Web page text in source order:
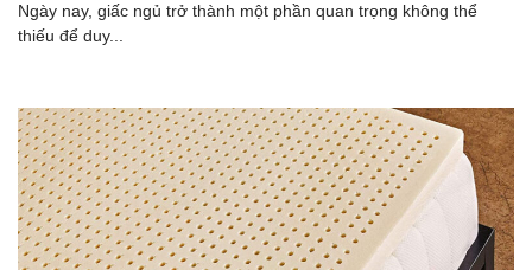
Ngày nay, giấc ngủ trở thành một phần quan trọng không thể
thiếu để duy...